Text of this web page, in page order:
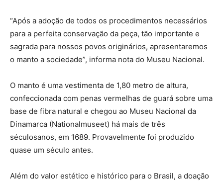
“Após a adoção de todos os procedimentos necessários
para a perfeita conservação da peça, tão importante e
sagrada para nossos povos originários, apresentaremos
o manto a sociedade”, informa nota do Museu Nacional.
O manto é uma vestimenta de 1,80 metro de altura,
confeccionada com penas vermelhas de guará sobre uma
base de fibra natural e chegou ao Museu Nacional da
Dinamarca (Nationalmuseet) há mais de três
séculosanos, em 1689. Provavelmente foi produzido
quase um século antes.
Além do valor estético e histórico para o Brasil, a doação